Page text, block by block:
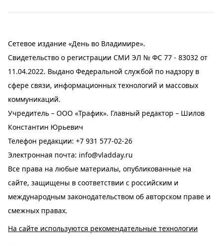
Сетевое издание «День во Владимире».
Свидетельство о регистрации СМИ ЭЛ № ФС 77 - 83032 от
11.04.2022. Выдано Федеральной службой по надзору в
сфере связи, информационных технологий и массовых
коммуникаций.
Учредитель – ООО «Трафик». Главный редактор – Шилов
Константин Юрьевич
Телефон редакции: +7 931 577-02-26
Электронная почта: info@vladday.ru
Все права на любые материалы, опубликованные на
сайте, защищены в соответствии с российским и
международным законодательством об авторском праве и
смежных правах.
На сайте используются рекомендательные технологии